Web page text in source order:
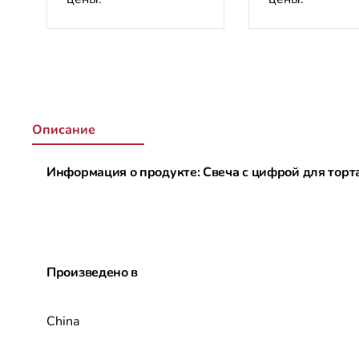
Описание
Информация о продукте: Свеча с цифрой для
Произведено в
China